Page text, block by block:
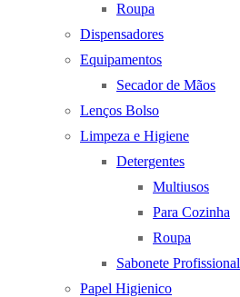
Roupa
Dispensadores
Equipamentos
Secador de Mãos
Lenços Bolso
Limpeza e Higiene
Detergentes
Multiusos
Para Cozinha
Roupa
Sabonete Profissional
Papel Higienico